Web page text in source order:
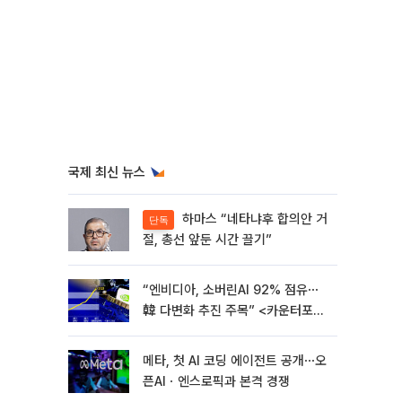
국제 최신 뉴스
단독
절, 총선 앞둔 시간 끌기”
“엔비디아, 소버린AI 92% 점유⋯
韓 다변화 추진 주목” <카운터포인
메타, 첫 AI 코딩 에이전트 공개⋯오
픈AIㆍ엔스로픽과 본격 경쟁